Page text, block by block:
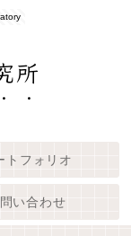
所
トフォリオ
い合わせ